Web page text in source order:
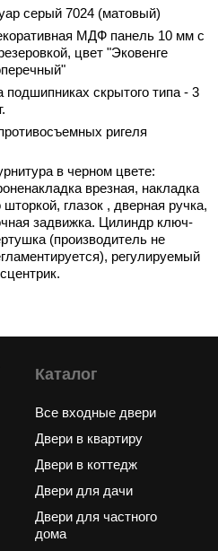
серый 7024 (матовый)
МДФ панель 10 мм с
цвет "Эковенге
подшипниках скрытого типа - 3
ригеля
в черном цвете:
врезная, накладка
шторкой, глазок , дверная ручка,
задвижка. Цилиндр ключ-
(производитель не
регулируемый
Каталог
Все входные двери
Двери в квартиру
Двери в коттедж
Двери для дачи
Двери для частного
дома